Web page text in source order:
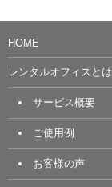
HOME
レンタルオフィスとは
サービス概要
ご使用例
お客様の声